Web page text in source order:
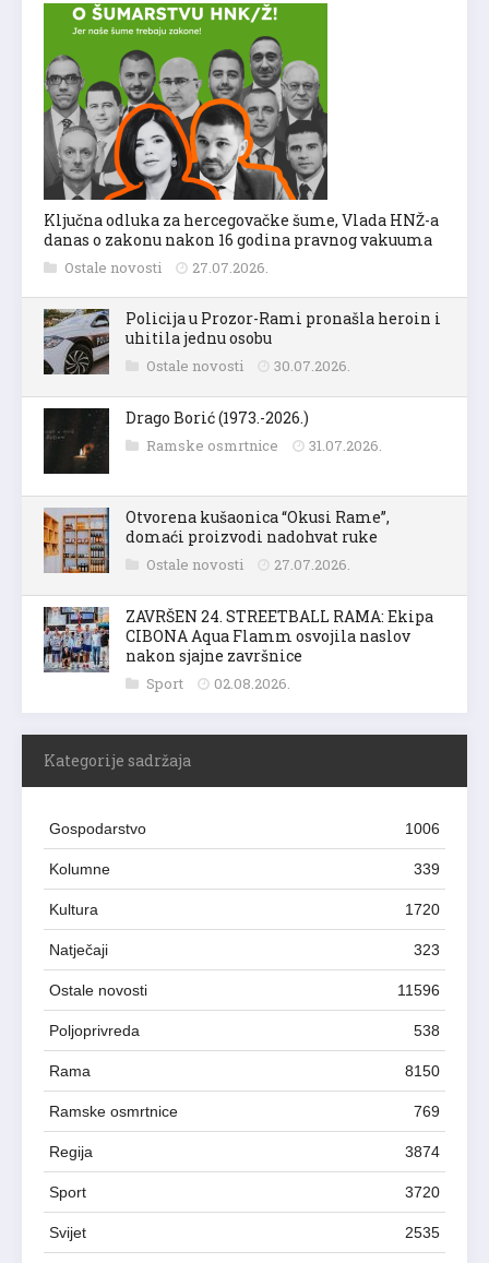
Ključna odluka za hercegovačke šume, Vlada HNŽ-a
danas o zakonu nakon 16 godina pravnog vakuuma
Ostale novosti 27.07.2026.
Policija u Prozor-Rami pronašla heroin i
uhitila jednu osobu
Ostale novosti 30.07.2026.
Drago Borić (1973.-2026.)
Ramske osmrtnice 31.07.2026.
Otvorena kušaonica “Okusi Rame”,
domaći proizvodi nadohvat ruke
Ostale novosti 27.07.2026.
ZAVRŠEN 24. STREETBALL RAMA: Ekipa
CIBONA Aqua Flamm osvojila naslov
nakon sjajne završnice
Sport 02.08.2026.
Kategorije sadržaja
Gospodarstvo 1006
Kolumne 339
Kultura 1720
Natječaji 323
Ostale novosti 11596
Poljoprivreda 538
Rama 8150
Ramske osmrtnice 769
Regija 3874
Sport 3720
Svijet 2535